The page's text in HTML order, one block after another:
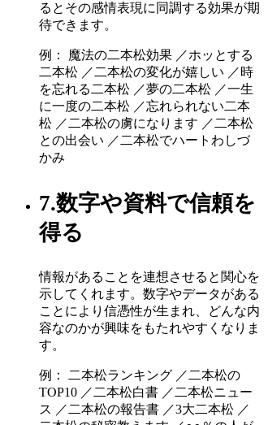
るとその感情表現に同調する効果が期
待できます。
例： 魔法の二本松効果 ／ホッとする
二本松 ／二本松の変化が嬉しい ／時
を忘れる二本松 ／夢の二本松 ／一生
に一度の二本松 ／忘れられない二本
松 ／二本松の虜になります ／二本松
との出会い ／二本松でハートわしづ
かみ
7.数字や資料で信頼を
得る
情報があることを連想させると関心を
示してくれます。数字やデータがある
ことにより信憑性が生まれ、どんな内
容なのかが興味をもたれやすくなりま
す。
例： 二本松ランキング ／二本松の
TOP10 ／二本松白書 ／二本松ニュー
ス ／二本松の報告書 ／3大二本松 ／